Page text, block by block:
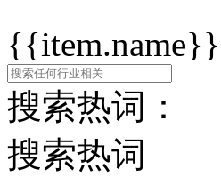
{{item.name}}
搜索热词：
搜索热词